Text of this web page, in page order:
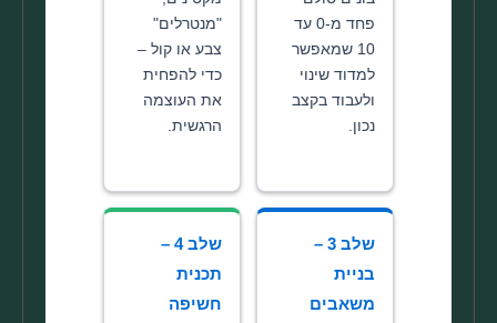
פחד מ-0 עד
10 שמאפשר
למדוד שינוי
ולעבוד בקצב
נכון.
"מנטרלים"
צבע או קול –
כדי להפחית
את העוצמה
הרגשית.
שלב 3 –
בניית
משאבים
שלב 4 –
תכנית
חשיפה